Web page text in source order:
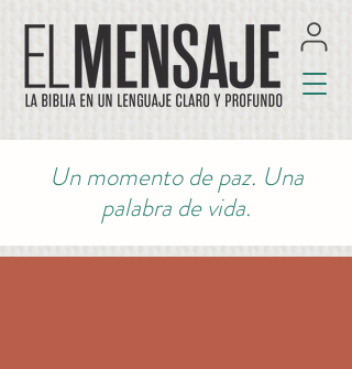
Un momento de paz. Una
palabra de vida.